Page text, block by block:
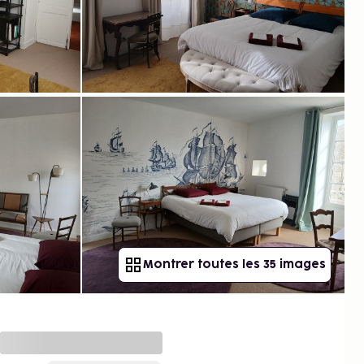
Montrer toutes les 35 images